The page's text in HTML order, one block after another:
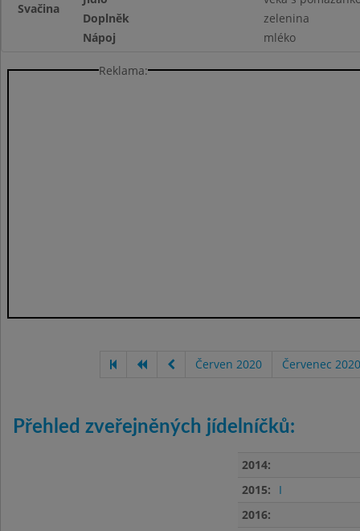
Svačina
Doplněk
zelenina
Nápoj
mléko
Reklama:
Červen 2020 Červenec 2020
Přehled zveřejněných jídelníčků:
2014:
2015:
I
2016: